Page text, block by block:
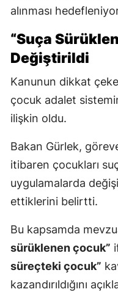
alınması
“Suça
Değiştirildi
Kanunun dikkat
çocuk adalet
ilişkin oldu.
Bakan Gürlek,
itibaren çocukları
uygulamalarda
ettiklerini belirtti.
Bu kapsamda
sürüklenen çocuk”
süreçteki çocuk”
kazandırıldığını